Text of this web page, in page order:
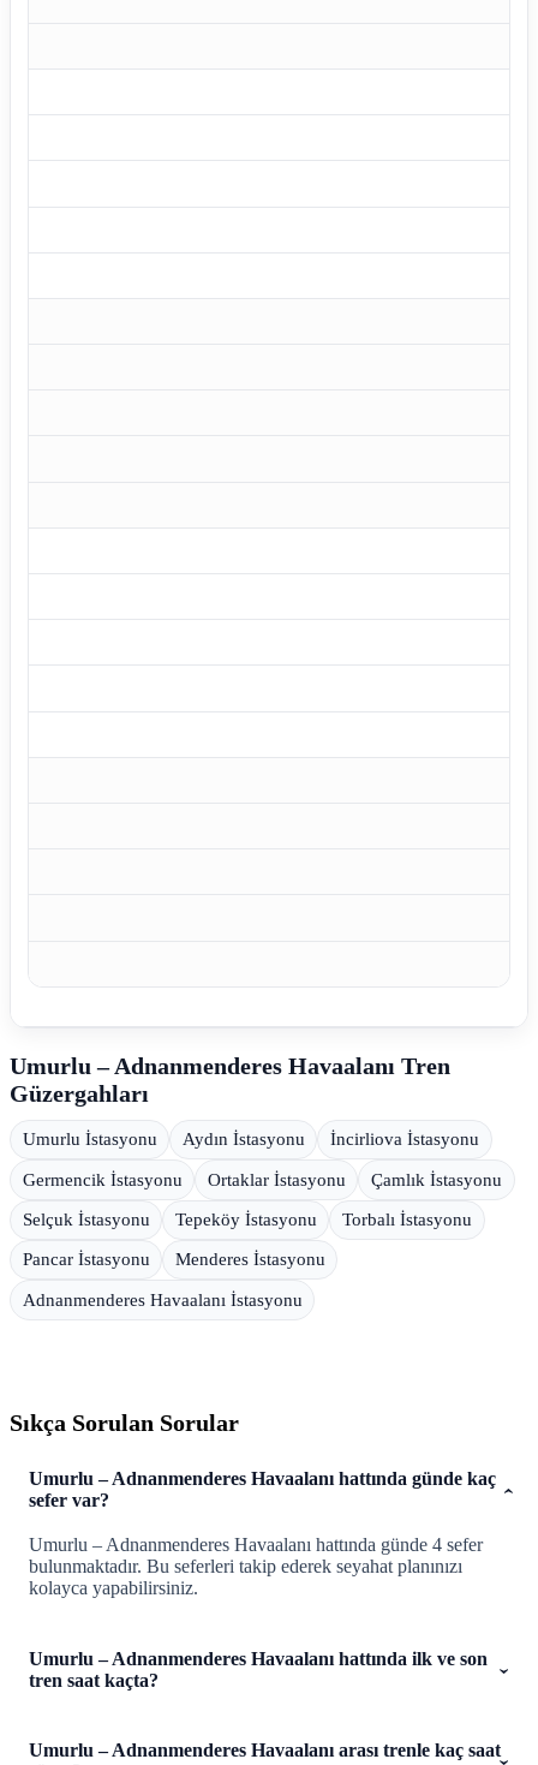
Umurlu – Adnanmenderes Havaalanı Tren
Güzergahları
Umurlu İstasyonu Aydın İstasyonu İncirliova İstasyonu
Germencik İstasyonu Ortaklar İstasyonu Çamlık İstasyonu
Selçuk İstasyonu Tepeköy İstasyonu Torbalı İstasyonu
Pancar İstasyonu Menderes İstasyonu
Adnanmenderes Havaalanı İstasyonu
Sıkça Sorulan Sorular
Umurlu – Adnanmenderes Havaalanı hattında günde kaç
sefer var?
Umurlu – Adnanmenderes Havaalanı hattında günde 4 sefer
bulunmaktadır. Bu seferleri takip ederek seyahat planınızı
kolayca yapabilirsiniz.
Umurlu – Adnanmenderes Havaalanı hattında ilk ve son
tren saat kaçta?
Umurlu – Adnanmenderes Havaalanı arası trenle kaç saat